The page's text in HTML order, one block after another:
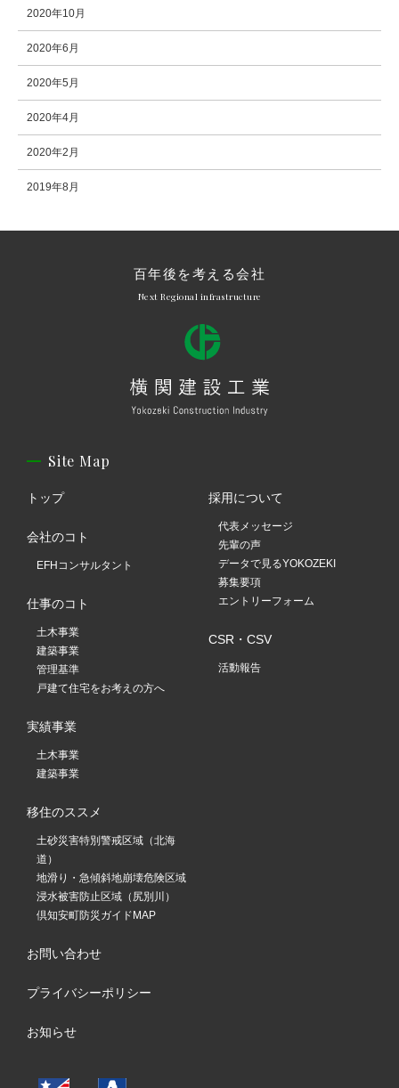
2020年10月
2020年6月
2020年5月
2020年4月
2020年2月
2019年8月
百年後を考える会社
Next Regional infrastructure
Site Map
トップ
会社のコト
EFHコンサルタント
仕事のコト
土木事業
建築事業
管理基準
戸建て住宅をお考えの方へ
実績事業
土木事業
建築事業
採用について
代表メッセージ
先輩の声
データで見るYOKOZEKI
募集要項
エントリーフォーム
CSR・CSV
活動報告
移住のススメ
土砂災害特別警戒区域（北海
道）
地滑り・急傾斜地崩壊危険区域
浸水被害防止区域（尻別川）
倶知安町防災ガイドMAP
お問い合わせ
プライバシーポリシー
お知らせ